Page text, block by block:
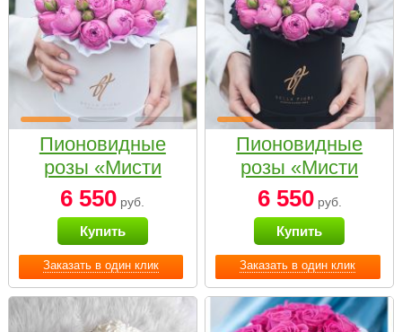
Заказать в один клик
Пионовидные
розы «Мисти
бабблс» в белой
коробке Small
6 550 руб.
Купить
Заказать в один клик
Пионовидные
розы «Мисти
бабблс» в
черной коробке
Small
6 550руб.
Купить